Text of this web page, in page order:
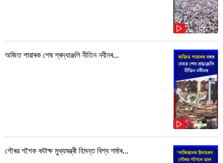
অজিত পাৱাৰক শেষ শ্ৰদ্ধাঞ্জলি নীতিন নবীনৰ...
গৌৰৱ গগৈক কটাক্ষ মুখ্যমন্ত্ৰী হিমন্ত বিশ্ব শৰ্মাৰ...